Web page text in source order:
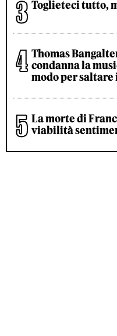
Toglieteci tutto,
Thomas
condanna la
modo per saltare
La morte di
viabilità